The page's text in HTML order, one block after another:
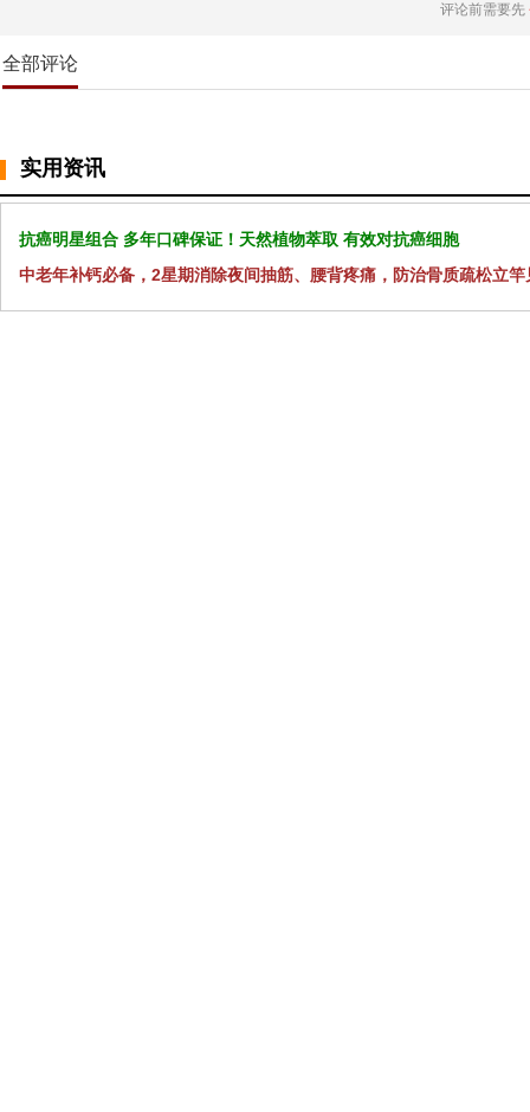
评论前需要先
全部评论
实用资讯
抗癌明星组合 多年口碑保证！天然植物萃取 有效对抗癌细胞
中老年补钙必备，2星期消除夜间抽筋、腰背疼痛，防治骨质疏松立竿